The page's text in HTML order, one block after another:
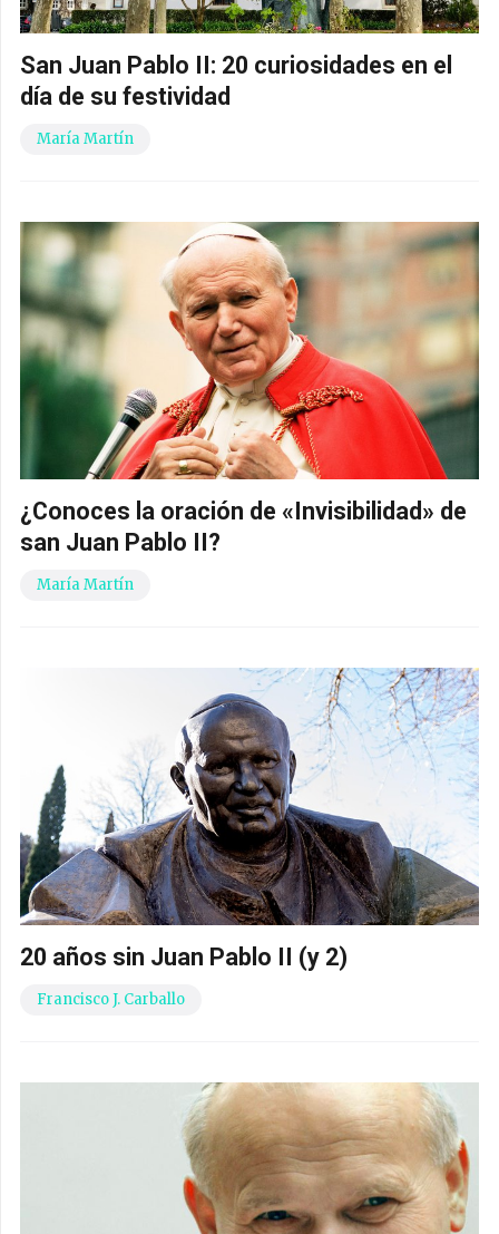
San Juan Pablo II: 20 curiosidades en el
día de su festividad
María Martín
¿Conoces la oración de «Invisibilidad» de
san Juan Pablo II?
María Martín
20 años sin Juan Pablo II (y 2)
Francisco J. Carballo